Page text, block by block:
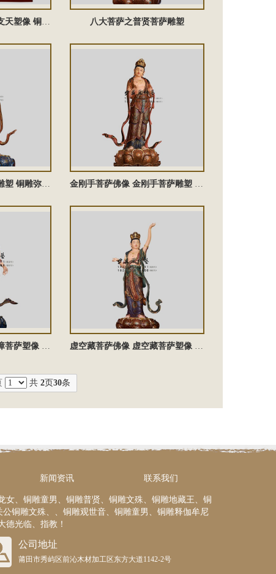
八大菩萨之普贤菩萨雕塑
共 2页30条
新闻资讯 联系我们
、铜雕童男、铜雕普贤、铜雕文殊、铜雕地藏王、铜
铜雕文殊、、铜雕观世音、铜雕童男、铜雕释伽牟尼
德光临、指教！
公司地址
莆田市秀屿区前沁木材加工区东方大道1142-2号